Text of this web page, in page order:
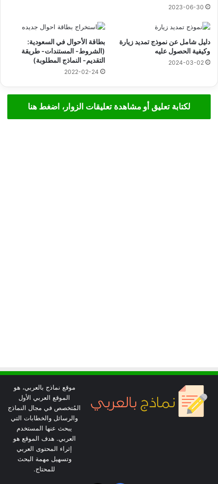
2023-06-30
دليل شامل عن نموذج تمديد زيارة
وكيفية الحصول عليه
2024-03-02
بطاقة الأحوال في السعودية:
(الشروط- المستندات- طريقة
التقديم- النماذج المطلوبة)
2022-02-24
لكتابة تعليق أو مشاهدة تعليقات الزوار، اضغط هنا
موقع نماذج بالعربي، هو
الموقع العربي الأول
المُتخصص في مجال النماذج
والرسائل والخطابات التي
يبحث عنها المستخدم
العربي. هدف الموقع هو
إثراء المحتوى العربي
وتسهيل مهمة البحث
للمحتاج.